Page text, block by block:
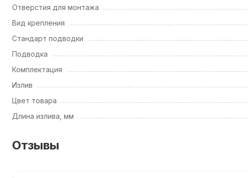
Отверстия для монтажа
Вид крепления
Стандарт подводки
Подводка
Комплектация
Излив
Цвет товара
Длина излива, мм
Отзывы